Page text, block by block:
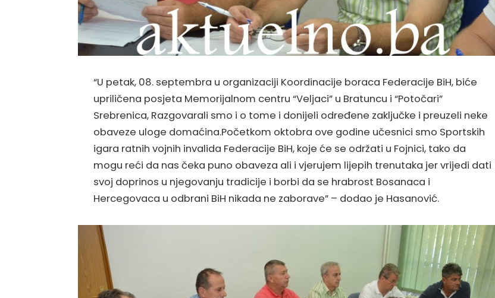
“U petak, 08. septembra u organizaciji Koordinacije boraca Federacije BiH, biće
upriličena posjeta Memorijalnom centru “Veljaci” u Bratuncu i “Potočari”
Srebrenica, Razgovarali smo i o tome i donijeli određene zaključke i preuzeli neke
obaveze uloge domaćina.Početkom oktobra ove godine učesnici smo Sportskih
igara ratnih vojnih invalida Federacije BiH, koje će se održati u Fojnici, tako da
mogu reći da nas čeka puno obaveza ali i vjerujem lijepih trenutaka jer vrijedi dati
svoj doprinos u njegovanju tradicije i borbi da se hrabrost Bosanaca i
Hercegovaca u odbrani BiH nikada ne zaborave” – dodao je Hasanović.